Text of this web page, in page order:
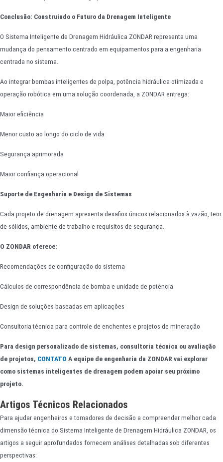
Conclusão: Construindo o Futuro da Drenagem Inteligente
O Sistema Inteligente de Drenagem Hidráulica ZONDAR representa uma
mudança do pensamento centrado em equipamentos para a engenharia
centrada no sistema.
Ao integrar bombas inteligentes de polpa, potência hidráulica otimizada e
operação robótica em uma solução coordenada, a ZONDAR entrega:
Maior eficiência
Menor custo ao longo do ciclo de vida
Segurança aprimorada
Maior confiança operacional
Suporte de Engenharia e Design de Sistemas
Cada projeto de drenagem apresenta desafios únicos relacionados à vazão, teor
de sólidos, ambiente de trabalho e requisitos de segurança.
O ZONDAR oferece:
Recomendações de configuração do sistema
Cálculos de correspondência de bomba e unidade de potência
Design de soluções baseadas em aplicações
Consultoria técnica para controle de enchentes e projetos de mineração
Para design personalizado de sistemas, consultoria técnica ou avaliação
de projetos, CONTATO A equipe de engenharia da ZONDAR vai explorar
como sistemas inteligentes de drenagem podem apoiar seu próximo
projeto.
Artigos Técnicos Relacionados
Para ajudar engenheiros e tomadores de decisão a compreender melhor cada
dimensão técnica do Sistema Inteligente de Drenagem Hidráulica ZONDAR, os
artigos a seguir aprofundados fornecem análises detalhadas sob diferentes
perspectivas: